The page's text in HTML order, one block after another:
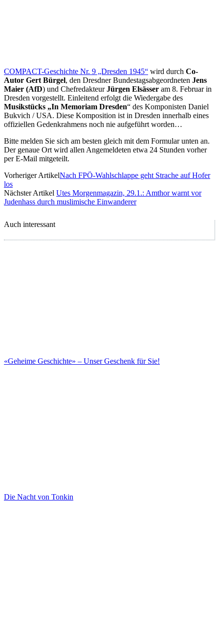
COMPACT-Geschichte Nr. 9 „Dresden 1945“ wird durch Co-
Autor Gert Bürgel, den Dresdner Bundestagsabgeordneten Jens
Maier (AfD) und ChefredakteurJürgen Elsässer am 8. Februar in
Dresden vorgestellt. Einleitend erfolgt die Wiedergabe des
Musikstücks „In Memoriam Dresden“ des Komponisten Daniel
Bukvich / USA. Diese Komposition ist in Dresden innerhalb eines
offiziellen Gedenkrahmens noch nie aufgeführt worden…
Bitte melden Sie sich am besten gleich mit dem Formular unten an.
Der genaue Ort wird allen Angemeldeten etwa 24 Stunden vorher
per E-Mail mitgeteilt.
Vorheriger ArtikelNach FPÖ-Wahlschlappe geht Strache auf Hofer
los
Nächster Artikel Utes Morgenmagazin, 29.1.: Amthor warnt vor
Judenhass durch muslimische Einwanderer
Auch interessant
«Geheime Geschichte» – Unser Geschenk für Sie!
Die Nacht von Tonkin